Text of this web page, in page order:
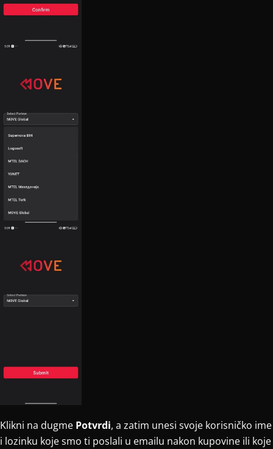
Klikni na dugme Potvrdi, a zatim unesi svoje korisničko ime
i lozinku koje smo ti poslali u emailu nakon kupovine ili koje